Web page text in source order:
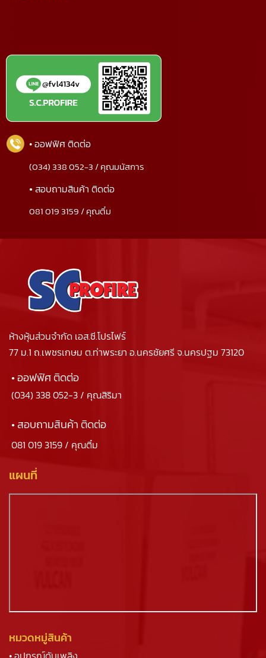
• ออฟฟิศ ติดต่อ
(034) 338 052-3 / คุณมนัสการ
•สอบถามสินค้า ติดต่อ
081 019 3159 / คุณติ๋ม
ห้างหุ้นส่วนจำกัด เอส.ซี.โปรไฟร์
77 ม.1 ถ.เพชรเกษม ต.ท่าพระยา อ.นครชัยศรี จ.นครปฐม 73120
• ออฟฟิศ ติดต่อ
(034) 338 052-3 / คุณสิริมา
• สอบถามสินค้า ติดต่อ
081 019 3159 / คุณติ๋ม
แผนที่
หมวดหมู่สินค้า